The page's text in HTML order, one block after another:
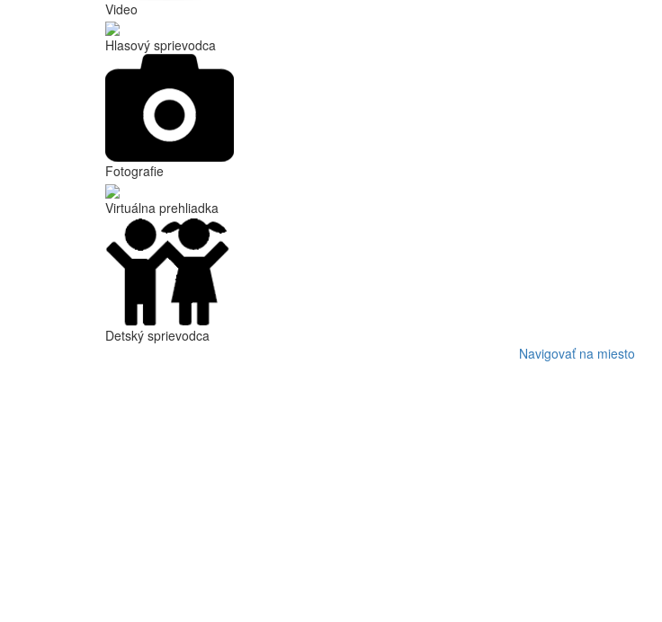
Video
Hlasový sprievodca
Fotografie
Virtuálna prehliadka
Detský sprievodca
Navigovať na miesto